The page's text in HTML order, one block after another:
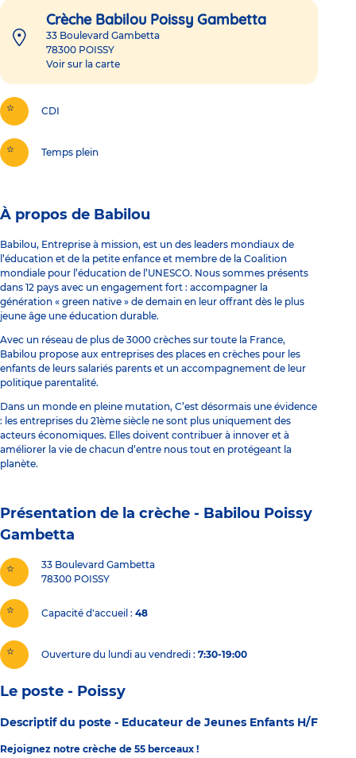
Crèche Babilou Poissy Gambetta
33 Boulevard Gambetta
78300 POISSY
Voir sur la carte
CDI
Temps plein
À propos de Babilou
Babilou, Entreprise à mission, est un des leaders mondiaux de
l’éducation et de la petite enfance et membre de la Coalition
mondiale pour l’éducation de l’UNESCO. Nous sommes présents
dans 12 pays avec un engagement fort : accompagner la
génération « green native » de demain en leur offrant dès le plus
jeune âge une éducation durable.
Avec un réseau de plus de 3000 crèches sur toute la France,
Babilou propose aux entreprises des places en crèches pour les
enfants de leurs salariés parents et un accompagnement de leur
politique parentalité.
Dans un monde en pleine mutation, C’est désormais une évidence
: les entreprises du 21ème siècle ne sont plus uniquement des
acteurs économiques. Elles doivent contribuer à innover et à
améliorer la vie de chacun d’entre nous tout en protégeant la
planète.
Présentation de la crèche - Babilou Poissy
Gambetta
33 Boulevard Gambetta
78300 POISSY
Capacité d'accueil 48
Ouverture du lundi au vendredi : 7:30-19:00
Le poste - Poissy
Descriptif du poste - Educateur de Jeunes Enfants H/F
Rejoignez notre crèche de 55 berceaux !